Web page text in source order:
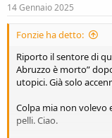
14 Gennaio 2025
Fonzie ha detto:
Riporto il sentore di
Abruzzo è morto”
utopici. Già solo
Colpa mia non volevo
pelli. Ciao.